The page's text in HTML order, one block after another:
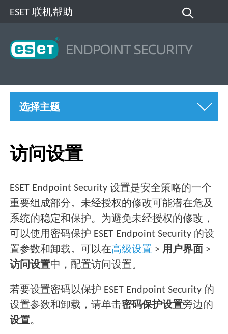
ESET 联机帮助
选择主题
访问设置
ESET Endpoint Security 设置是安全策略的一个
重要组成部分。未经授权的修改可能潜在危及
系统的稳定和保护。为避免未经授权的修改，
可以使用密码保护 ESET Endpoint Security 的设
置参数和卸载。可以在高级设置 >用户界面 >
访问设置中，配置访问设置。
若要设置密码以保护 ESET Endpoint Security 的
设置参数和卸载，请单击密码保护设置旁边的
设置。